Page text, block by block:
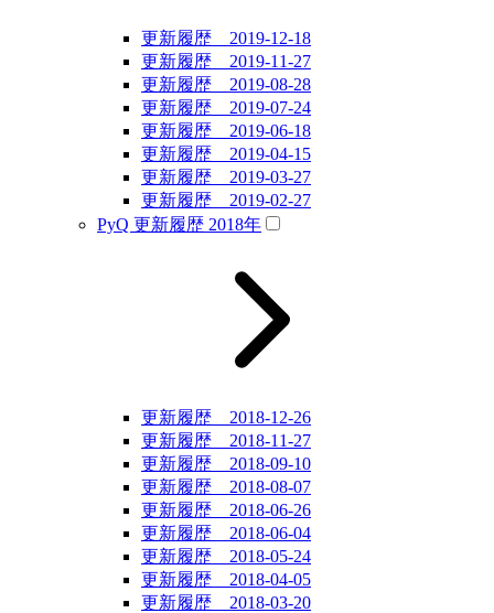
更新履歴 2019-12-18
更新履歴 2019-11-27
更新履歴 2019-08-28
更新履歴 2019-07-24
更新履歴 2019-06-18
更新履歴 2019-04-15
更新履歴 2019-03-27
更新履歴 2019-02-27
PyQ 更新履歴 2018年
更新履歴 2018-12-26
更新履歴 2018-11-27
更新履歴 2018-09-10
更新履歴 2018-08-07
更新履歴 2018-06-26
更新履歴 2018-06-04
更新履歴 2018-05-24
更新履歴 2018-04-05
更新履歴 2018-03-20